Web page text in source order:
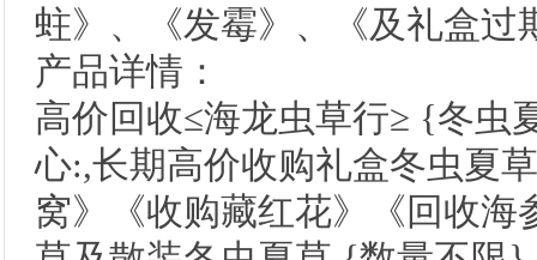
蛀》、《发霉》、《及礼盒过
产品详情：
高价回收≤海龙虫草行≥ {冬虫
心:,长期高价收购礼盒冬虫夏
窝》《收购藏红花》《回收